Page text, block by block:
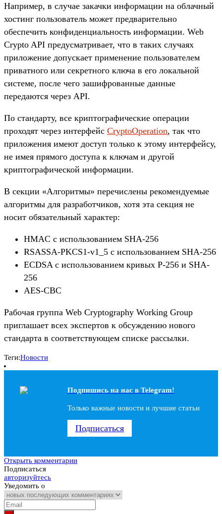
Например, в случае закачки информации на облачный
хостинг пользователь может предварительно
обеспечить конфиденциальность информации. Web
Crypto API предусматривает, что в таких случаях
приложение допускает применение пользователем
приватного или секретного ключа в его локальной
системе, после чего зашифрованные данные
передаются через API.
По стандарту, все криптографические операции
проходят через интерфейс CryptoOperation, так что
приложения имеют доступ только к этому интерфейсу,
не имея прямого доступа к ключам и другой
криптографической информации.
В секции «Алгоритмы» перечислены рекомендуемые
алгоритмы для разработчиков, хотя эта секция не
носит обязательный характер:
HMAC с использованием SHA-256
RSASSA-PKCS1-v1_5 с использованием SHA-256
ECDSA с использованием кривых P-256 и SHA-
256
AES-CBC
Рабочая группа Web Cryptography Working Group
приглашает всех экспертов к обсуждению нового
стандарта в соответствующем списке рассылки.
Теги:Новости
Подпишись на наc в Telegram!
Только важные новости и лучшие статьи
Подписаться
Открыть комментарии
Подписаться
авторизуйтесь
Уведомить о